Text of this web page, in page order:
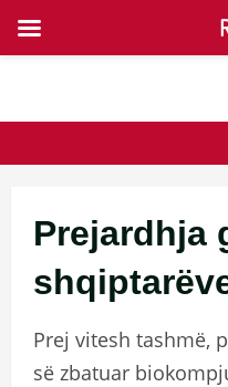
content
Prejardhja
Prej vitesh tashmë,
së zbatuar